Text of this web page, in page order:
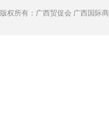
版权所有：广西贸促会 广西国际